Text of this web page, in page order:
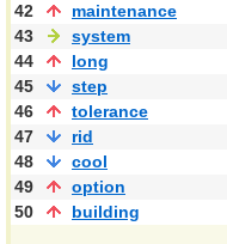
42
maintenance
43
system
44
long
45
step
46
tolerance
47
rid
48
cool
49
option
50
building